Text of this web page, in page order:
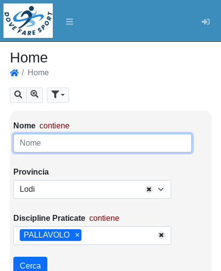
Home
Home
Cerca Mostra tutti i risultati
Parametri di ricerca
Nome contiene
Provincia
Lodi
Discipline Praticate contiene
×
PALLAVOLO
Cerca